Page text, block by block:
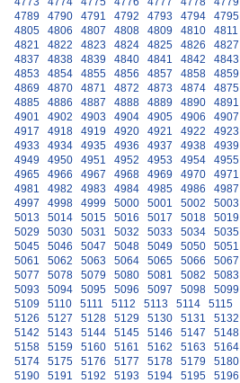
4789
4790 4791 4792 4793 4794 4795
4805
4806 4807 4808 4809 4810 4811
4821
4822 4823 4824 4825 4826 4827
4837
4838 4839 4840 4841 4842 4843
4853
4854 4855 4856 4857 4858 4859
4869
4870 4871 4872 4873 4874 4875
4885
4886 4887 4888 4889 4890 4891
4901
4902 4903 4904 4905 4906 4907
4917
4918 4919 4920 4921 4922 4923
4933
4934 4935 4936 4937 4938 4939
4949
4950 4951 4952 4953 4954 4955
4965
4966 4967 4968 4969 4970 4971
4981
4982 4983 4984 4985 4986 4987
4997
4998 4999 5000 5001 5002 5003
5013
5014 5015 5016 5017 5018 5019
5029
5030 5031 5032 5033 5034 5035
5045
5046 5047 5048 5049 5050 5051
5061
5062 5063 5064 5065 5066 5067
5077
5078 5079 5080 5081 5082 5083
5093
5094 5095 5096 5097 5098 5099
5109
5110 5111 5112 5113 5114 5115
5126
5127 5128 5129 5130 5131 5132
5142
5143 5144 5145 5146 5147 5148
5158
5159 5160 5161 5162 5163 5164
5174
5175 5176 5177 5178 5179 5180
5190
5191 5192 5193 5194 5195 5196